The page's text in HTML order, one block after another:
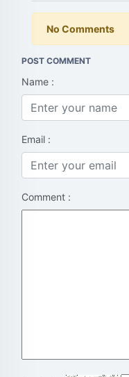
No Comments
POST COMMENT
Name :
Email :
Comment :